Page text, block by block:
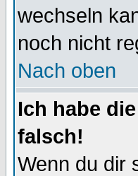
wechseln
noch nicht
Nach oben
Ich habe
falsch!
Wenn du dir